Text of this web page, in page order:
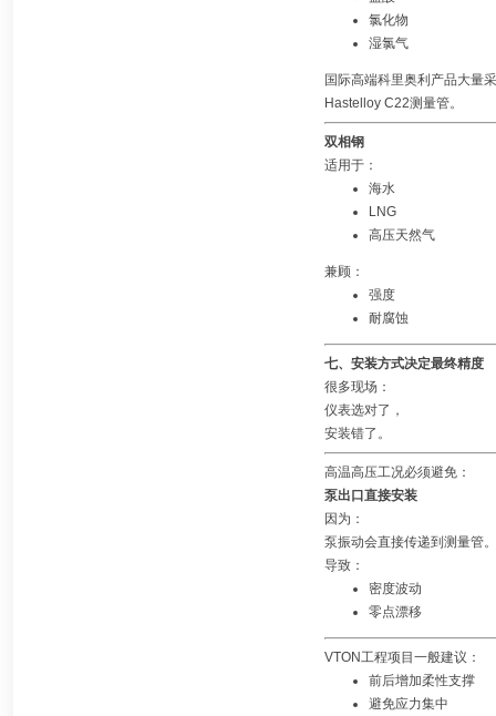
氯化物
湿氯气
国际高端科里奥利产品大量
Hastelloy C22测量管。
双相钢
适用于：
海水
LNG
高压天然气
兼顾：
强度
耐腐蚀
七、安装方式决定最终精度
很多现场：
仪表选对了，
安装错了。
高温高压工况必须避免：
泵出口直接安装
因为：
泵振动会直接传递到测量管。
导致：
密度波动
零点漂移
VTON工程项目一般建议：
前后增加柔性支撑
避免应力集中